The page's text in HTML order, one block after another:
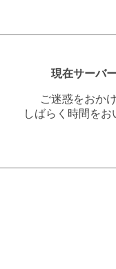
現在サーバ
ご迷惑をおか
しばらく時間を